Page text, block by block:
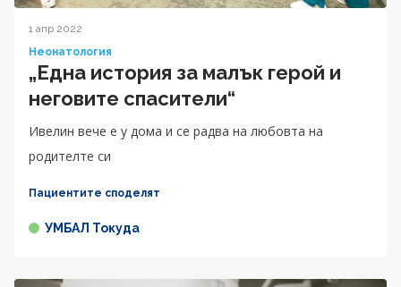
1 апр 2022
Неонатология
„Една история за малък герой и
неговите спасители“
Ивелин вече е у дома и се радва на любовта на
родителте си
Пациентите споделят
УМБАЛ Токуда